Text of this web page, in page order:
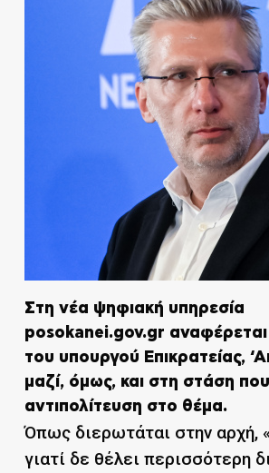
Στη νέα ψηφιακή υπηρεσία
posokanei.gov.gr
του υπουργού Επικρατείας,
μαζί, όμως, και στη στάση
αντιπολίτευση στο θέμα.
Όπως διερωτάται στην αρχή,
γιατί δε θέλει περισσότερη